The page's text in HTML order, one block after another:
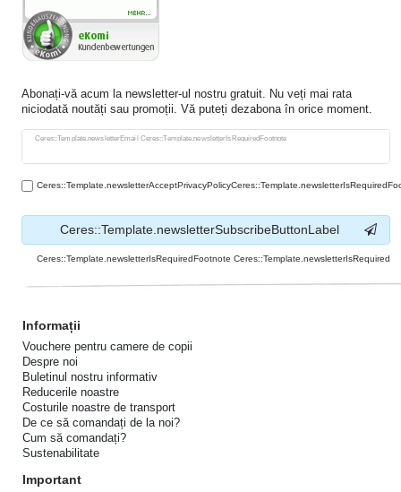
Abonați-vă acum la newsletter-ul nostru gratuit. Nu veți mai rata
niciodată noutăți sau promoții. Vă puteți dezabona în orice moment.
Ceres::Template.newsletterEmail Ceres::Template.newsletterIsRequiredFootnote
Ceres::Template.newsletterHoneypotLabel
Ceres::Template.newsletterSubscribeButtonLabel
Ceres::Template.newsletterIsRequiredFootnote Ceres::Template.newsletterIsRequired
Informații
Vouchere pentru camere de copii
Despre noi
Buletinul nostru informativ
Reducerile noastre
Costurile noastre de transport
De ce să comandați de la noi?
Cum să comandați?
Sustenabilitate
Important